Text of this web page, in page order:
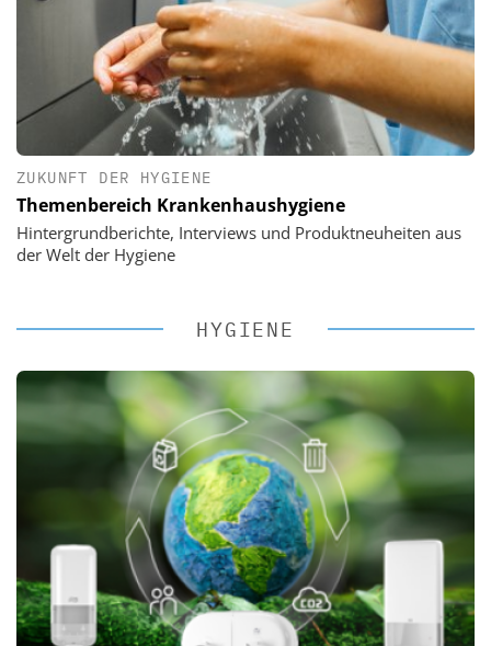
ZUKUNFT DER HYGIENE
Themenbereich Krankenhaushygiene
Hintergrundberichte, Interviews und Produktneuheiten aus
der Welt der Hygiene
HYGIENE